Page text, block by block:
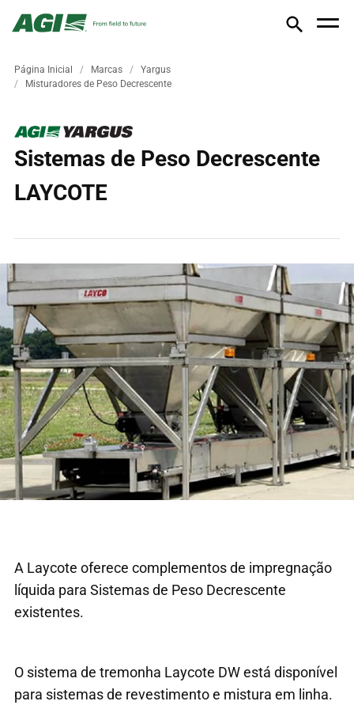
Página Inicial Marcas
Yargus
Misturadores de Peso Decrescente
Sistemas de Peso Decrescente
LAYCOTE
A Laycote oferece complementos de impregnação
líquida para Sistemas de Peso Decrescente
existentes.
O sistema de tremonha Laycote DW está disponível
para sistemas de revestimento e mistura em linha.